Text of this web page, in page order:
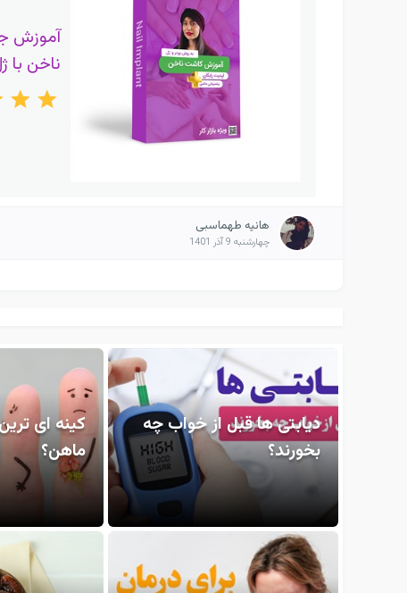
آموزش
ناخن با
هانیه طهماسبی
چهارشنبه 9 آذر 1401
دیابتی ها قبل از خواب چه
بخورند؟
کینه ای
ماهن؟